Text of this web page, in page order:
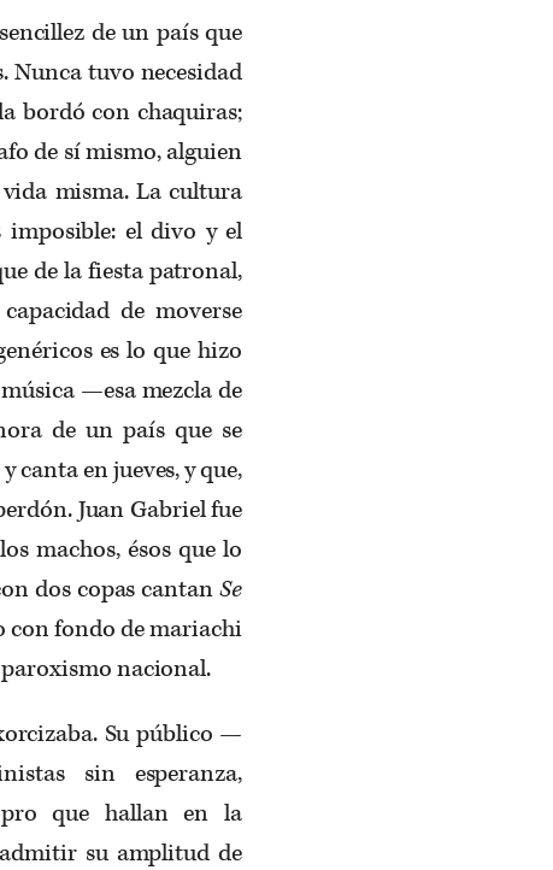
de un país que
Nunca tuvo necesidad
bordó con chaquiras;
de sí mismo, alguien
misma. La cultura
imposible: el divo y el
de la fiesta patronal,
de moverse
es lo que hizo
—esa mezcla de
de un país que se
canta en jueves, y que,
Juan Gabriel fue
machos, ésos que lo
dos copas cantanSe
con fondo de mariachi
nacional.
Su público —
sin esperanza,
que hallan en la
su amplitud de